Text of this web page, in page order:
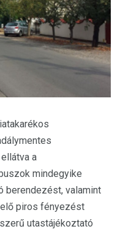
a
mindegyike
berendezést, valamint
piros fényezést
utastájékoztató